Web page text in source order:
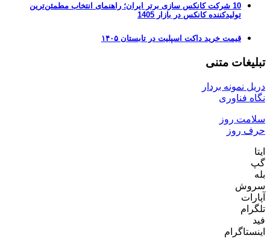
10 شرکت کانکس سازی برتر ایران؛ راهنمای انتخاب مطمئن‌ترین
تولیدکننده کانکس در بازار 1405
قیمت خرید داکت اسپلیت در تابستان ۱۴۰۵
تبلیغات متنی
دریل نمونه بردار
نگاه فناوری
سلامت روز
حرف روز
ایتا
گپ
بله
سروش
آپارات
تلگرام
فید
اینستاگرام